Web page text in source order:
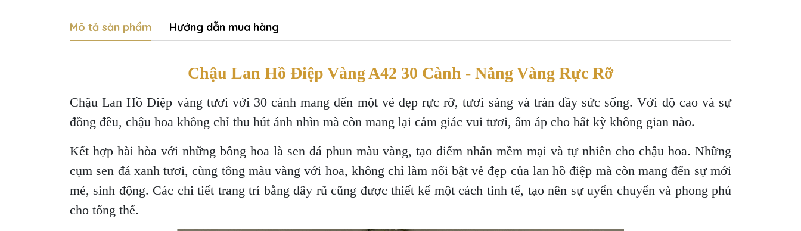
Mô tả sản phẩm Hướng dẫn mua hàng
Chậu Lan Hồ Điệp Vàng A42 30 Cành - Nắng Vàng Rực Rỡ
Chậu Lan Hồ Điệp vàng tươi với 30 cành mang đến một vẻ đẹp rực rỡ, tươi sáng và tràn đầy sức sống. Với độ cao và sự
đồng đều, chậu hoa không chỉ thu hút ánh nhìn mà còn mang lại cảm giác vui tươi, ấm áp cho bất kỳ không gian nào.
Kết hợp hài hòa với những bông hoa là sen đá phun màu vàng, tạo điểm nhấn mềm mại và tự nhiên cho chậu hoa. Những
cụm sen đá xanh tươi, cùng tông màu vàng với hoa, không chỉ làm nổi bật vẻ đẹp của lan hồ điệp mà còn mang đến sự mới
mẻ, sinh động. Các chi tiết trang trí bằng dây rũ cũng được thiết kế một cách tinh tế, tạo nên sự uyển chuyển và phong phú
cho tổng thể.